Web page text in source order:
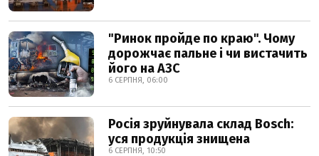
"Ринок пройде по краю". Чому
дорожчає пальне і чи вистачить
його на АЗС
6 СЕРПНЯ, 06:00
Росія зруйнувала склад Bosch:
уся продукція знищена
6 СЕРПНЯ, 10:50